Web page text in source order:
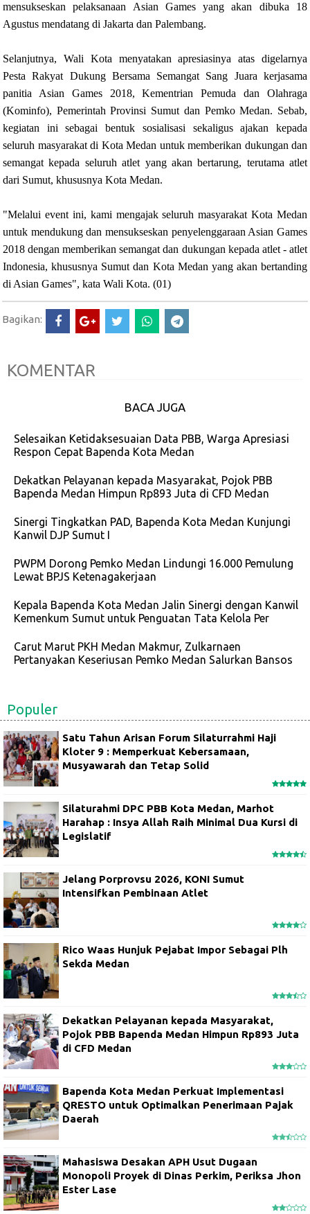
mensukseskan pelaksanaan Asian Games yang akan dibuka 18
Agustus mendatang di Jakarta dan Palembang.
Selanjutnya, Wali Kota menyatakan apresiasinya atas digelarnya
Pesta Rakyat Dukung Bersama Semangat Sang Juara kerjasama
panitia Asian Games 2018, Kementrian Pemuda dan Olahraga
(Kominfo), Pemerintah Provinsi Sumut dan Pemko Medan. Sebab,
kegiatan ini sebagai bentuk sosialisasi sekaligus ajakan kepada
seluruh masyarakat di Kota Medan untuk memberikan dukungan dan
semangat kepada seluruh atlet yang akan bertarung, terutama atlet
dari Sumut, khususnya Kota Medan.
"Melalui event ini, kami mengajak seluruh masyarakat Kota Medan
untuk mendukung dan mensukseskan penyelenggaraan Asian Games
2018 dengan memberikan semangat dan dukungan kepada atlet - atlet
Indonesia, khususnya Sumut dan Kota Medan yang akan bertanding
di Asian Games", kata Wali Kota. (01)
Bagikan:
KOMENTAR
BACA JUGA
Selesaikan Ketidaksesuaian Data PBB, Warga Apresiasi
Respon Cepat Bapenda Kota Medan
Dekatkan Pelayanan kepada Masyarakat, Pojok PBB
Bapenda Medan Himpun Rp893 Juta di CFD Medan
Sinergi Tingkatkan PAD, Bapenda Kota Medan Kunjungi
Kanwil DJP Sumut I
PWPM Dorong Pemko Medan Lindungi 16.000 Pemulung
Lewat BPJS Ketenagakerjaan
Kepala Bapenda Kota Medan Jalin Sinergi dengan Kanwil
Kemenkum Sumut untuk Penguatan Tata Kelola Per
Carut Marut PKH Medan Makmur, Zulkarnaen
Pertanyakan Keseriusan Pemko Medan Salurkan Bansos
Populer
Satu Tahun Arisan Forum Silaturrahmi Haji
Kloter 9 : Memperkuat Kebersamaan,
Musyawarah dan Tetap Solid
Silaturahmi DPC PBB Kota Medan, Marhot
Harahap : Insya Allah Raih Minimal Dua Kursi di
Legislatif
Jelang Porprovsu 2026, KONI Sumut
Intensifkan Pembinaan Atlet
Rico Waas Hunjuk Pejabat Impor Sebagai Plh
Sekda Medan
Dekatkan Pelayanan kepada Masyarakat,
Pojok PBB Bapenda Medan Himpun Rp893 Juta
di CFD Medan
Bapenda Kota Medan Perkuat Implementasi
QRESTO untuk Optimalkan Penerimaan Pajak
Daerah
Mahasiswa Desakan APH Usut Dugaan
Monopoli Proyek di Dinas Perkim, Periksa Jhon
Ester Lase